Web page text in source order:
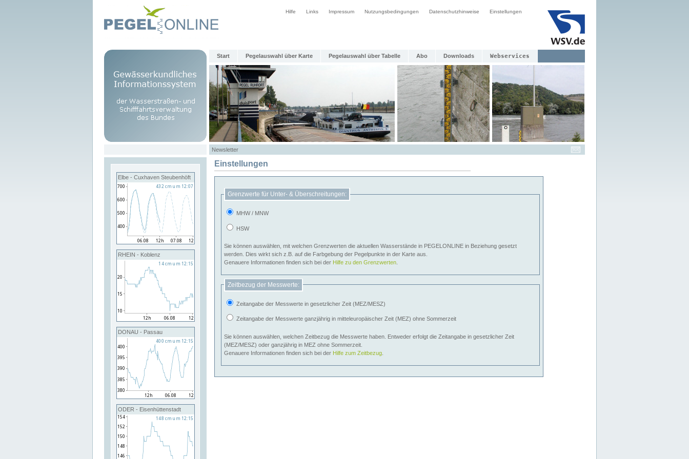
Hilfe Links Impressum Nutzungsbedingungen Datenschutzhinweise Einstellungen
Start Pegelauswahl über Karte Pegelauswahl über Tabelle Abo Downloads Webservices
Newsletter
Elbe - Cuxhaven Steubenhöft
RHEIN - Koblenz
DONAU - Passau
ODER - Eisenhüttenstadt
Einstellungen
Grenzwerte für Unter- & Überschreitungen:
MHW / MNW
HSW
Sie können auswählen, mit welchen Grenzwerten die aktuellen Wasserstände in PEGELONLINE in Beziehung gesetzt
werden. Dies wirkt sich z.B. auf die Farbgebung der Pegelpunkte in der Karte aus.
Genauere Informationen finden sich bei der Hilfe zu den Grenzwerten
Zeitbezug der Messwerte:
Zeitangabe der Messwerte in gesetzlicher Zeit (MEZ/MESZ)
Zeitangabe der Messwerte ganzjährig in mitteleuropäischer Zeit (MEZ) ohne Sommerzeit
Sie können auswählen, welchen Zeitbezug die Messwerte haben. Entweder erfolgt die Zeitangabe in gesetzlicher Zeit
(MEZ/MESZ) oder ganzjährig in MEZ ohne Sommerzeit.
Genauere Informationen finden sich bei der Hilfe zum Zeitbezug